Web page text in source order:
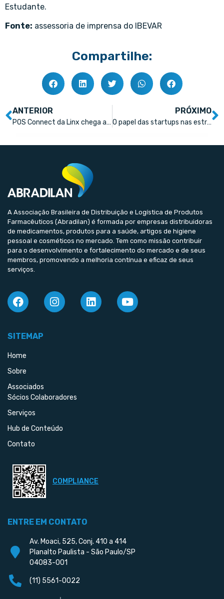
Estudante.
Fonte: assessoria de imprensa do IBEVAR
Compartilhe:
ANTERIOR
POS Connect da Linx chega ao mercado para oferecer mais segurança para as farmácias
PRÓXIMO
O papel das startups nas estratégias de inovação e escala na indústria farmacêutica
A Associação Brasileira de Distribuição e Logística de Produtos
Farmacêuticos (Abradilan) é formada por empresas distribuidoras
de medicamentos, produtos para a saúde, artigos de higiene
pessoal e cosméticos no mercado. Tem como missão contribuir
para o desenvolvimento e fortalecimento do mercado e de seus
membros, promovendo a melhoria contínua e eficaz de seus
serviços.
SITEMAP
Home
Sobre
Associados
Sócios Colaboradores
Serviços
Hub de Conteúdo
Contato
COMPLIANCE
ENTRE EM CONTATO
Av. Moaci, 525, Conj. 410 a 414
Planalto Paulista - São Paulo/SP
04083-001
(11) 5561-0022